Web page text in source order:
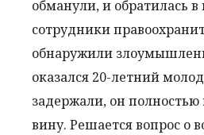
обманули, и обратилась
сотрудники
обнаружили
оказался 20-летний
задержали, он
вину. Решается вопрос о